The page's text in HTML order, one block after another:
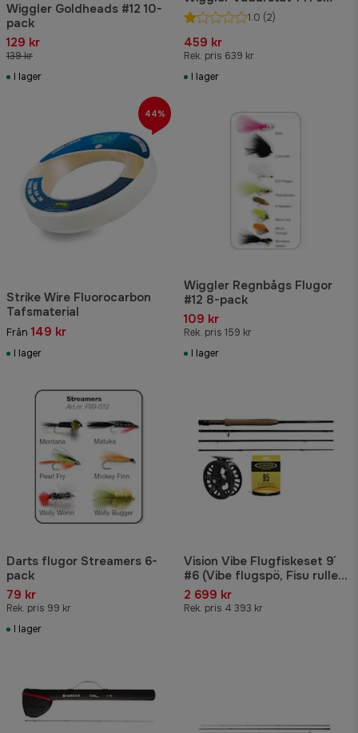
Wiggler Goldheads #12 10-
pack
129 kr
139 kr
I lager
1.0 (2)
459 kr
Rek. pris 639 kr
I lager
Strike Wire Fluorocarbon
Tafsmaterial
Från 149 kr
I lager
44%
Wiggler Regnbågs Flugor
#12 8-pack
109 kr
Rek. pris 159 kr
I lager
Darts flugor Streamers 6-
pack
79 kr
Rek. pris 99 kr
I lager
Vision Vibe Flugfiskeset 9´
#6 (Vibe flugspö, Fisu rulle,
Hero fluglina)
2 699 kr
Rek. pris 4 393 kr